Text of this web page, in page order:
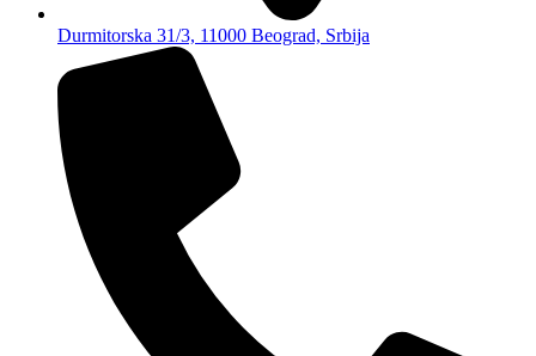
Durmitorska 31/3, 11000 Beograd, Srbija